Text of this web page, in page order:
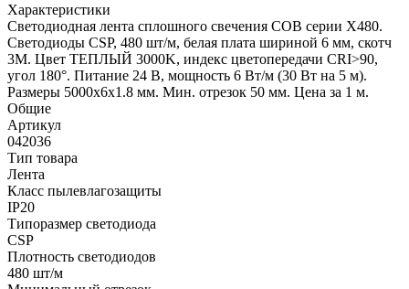
Характеристики
Светодиодная лента сплошного свечения COB серии X480.
Светодиоды CSP, 480 шт/м, белая плата шириной 6 мм, скотч
3M. Цвет ТЕПЛЫЙ 3000K, индекс цветопередачи CRI>90,
угол 180°. Питание 24 В, мощность 6 Вт/м (30 Вт на 5 м).
Размеры 5000х6х1.8 мм. Мин. отрезок 50 мм. Цена за 1 м.
Общие
Артикул
042036
Тип товара
Лента
Класс пылевлагозащиты
IP20
Типоразмер светодиода
CSP
Плотность светодиодов
480 шт/м